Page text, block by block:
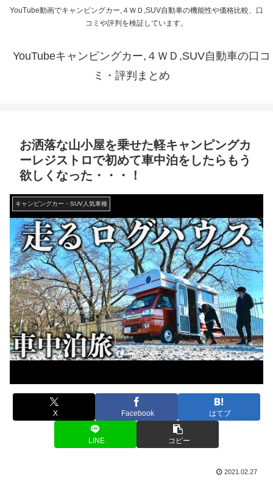
YouTube動画でキャンピングカー,４ＷＤ,SUV自動車の機能性や価格比較、口
コミや評判を検証しています。
YouTubeキャンピングカー,４ＷＤ,SUV自動車の口コ
ミ・評判まとめ
お洒落な山小屋を乗せた軽キャンピングカ
ーレジストロで初めて車中泊をしたらもう
欲しくなった・・・！
キャンピングカー・SUV人気車種
X Facebook はてブ
LINE コピー
2021.02.27